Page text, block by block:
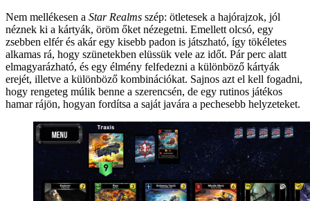
Nem mellékesen a Star Realms szép: ötletesek a hajórajzok, jól
néznek ki a kártyák, öröm őket nézegetni. Emellett olcsó, egy
zsebben elfér és akár egy kisebb padon is játszható, így tökéletes
alkamas rá, hogy szünetekben elüssük vele az időt. Pár perc alatt
elmagyarázható, és egy élmény felfedezni a különböző kártyák
erejét, illetve a különböző kombinációkat. Sajnos azt el kell fogadni,
hogy rengeteg múlik benne a szerencsén, de egy rutinos játékos
hamar rájön, hogyan fordítsa a saját javára a pechesebb helyzeteket.